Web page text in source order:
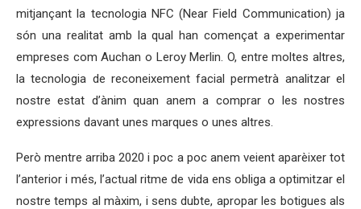
mitjançant la tecnologia NFC (Near Field Communication) ja
són una realitat amb la qual han començat a experimentar
empreses com Auchan o Leroy Merlin. O, entre moltes altres,
la tecnologia de reconeixement facial permetrà analitzar el
nostre estat d’ànim quan anem a comprar o les nostres
expressions davant unes marques o unes altres.
Però mentre arriba 2020 i poc a poc anem veient aparèixer tot
l’anterior i més, l’actual ritme de vida ens obliga a optimitzar el
nostre temps al màxim, i sens dubte, apropar les botigues als